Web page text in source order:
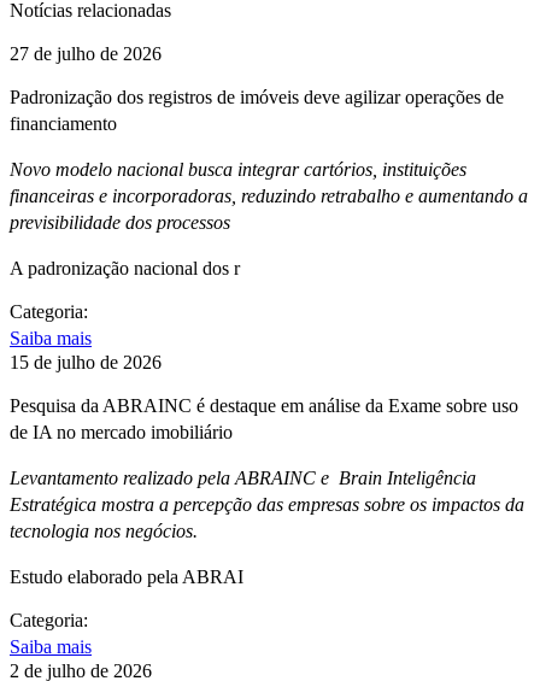
Notícias relacionadas
27 de julho de 2026
Padronização dos registros de imóveis deve agilizar operações de
financiamento
Novo modelo nacional busca integrar cartórios, instituições
financeiras e incorporadoras, reduzindo retrabalho e aumentando a
previsibilidade dos processos
A padronização nacional dos r
Categoria:
Saiba mais
15 de julho de 2026
Pesquisa da ABRAINC é destaque em análise da Exame sobre uso
de IA no mercado imobiliário
Levantamento realizado pela ABRAINC e Brain Inteligência
Estratégica mostra a percepção das empresas sobre os impactos da
tecnologia nos negócios.
Estudo elaborado pela ABRAI
Categoria:
Saiba mais
2 de julho de 2026